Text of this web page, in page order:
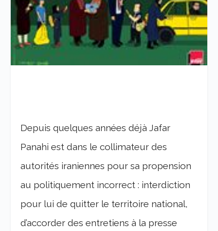
Depuis quelques années déjà Jafar
Panahi est dans le collimateur des
autorités iraniennes pour sa propension
au politiquement incorrect : interdiction
pour lui de quitter le territoire national,
d’accorder des entretiens à la presse